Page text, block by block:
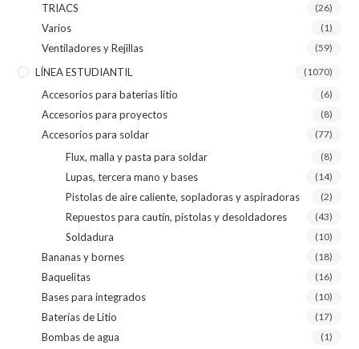
TRIACS (26)
Varios (1)
Ventiladores y Rejillas (59)
LÍNEA ESTUDIANTIL (1070)
Accesorios para baterias litio (6)
Accesorios para proyectos (8)
Accesorios para soldar (77)
Flux, malla y pasta para soldar (8)
Lupas, tercera mano y bases (14)
Pistolas de aire caliente, sopladoras y aspiradoras (2)
Repuestos para cautín, pistolas y desoldadores (43)
Soldadura (10)
Bananas y bornes (18)
Baquelitas (16)
Bases para integrados (10)
Baterías de Litio (17)
Bombas de agua (1)